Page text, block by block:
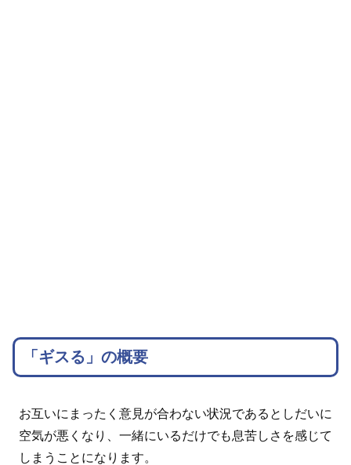
「ギスる」の概要
お互いにまったく意見が合わない状況であるとしだいに
空気が悪くなり、一緒にいるだけでも息苦しさを感じて
しまうことになります。